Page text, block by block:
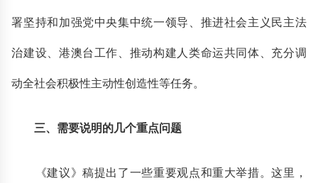
署坚持和加强党中央集中统一领导、推进社会主义民主法
治建设、港澳台工作、推动构建人类命运共同体、充分调
动全社会积极性主动性创造性等任务。
三、需要说明的几个重点问题
《建议》稿提出了一些重要观点和重大举措。这里，